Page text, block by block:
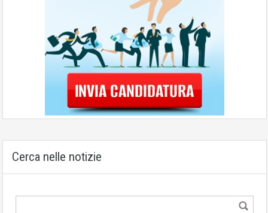
Cerca nelle notizie